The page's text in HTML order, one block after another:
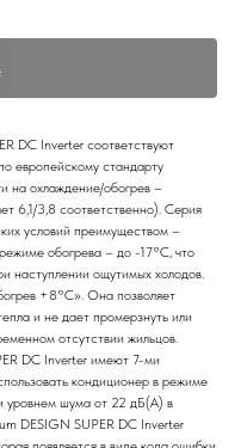
DC Inverter соответствуют
европейскому стандарту
на охлаждение/обогрев –
6,1/3,8 соответственно). Серия
условий преимуществом –
обогрева – до -17°С, что
наступлении ощутимых холодов.
+8°С». Она позволяет
и не дает промерзнуть или
отсутствии жильцов.
DC Inverter имеют 7-ми
кондиционер в режиме
уровнем шума от 22 дБ(A) в
DESIGN SUPER DC Inverter